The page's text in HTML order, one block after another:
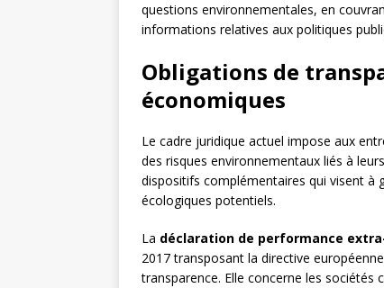
questions environnementales, en
informations relatives aux politiques
Obligations de
économiques
Le cadre juridique actuel impose aux
des risques environnementaux liés à
dispositifs complémentaires qui visent
écologiques potentiels.
La déclaration de performance
2017 transposant la directive
transparence. Elle concerne les sociétés